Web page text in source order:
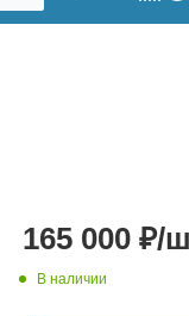
165 000 ₽/
В наличии